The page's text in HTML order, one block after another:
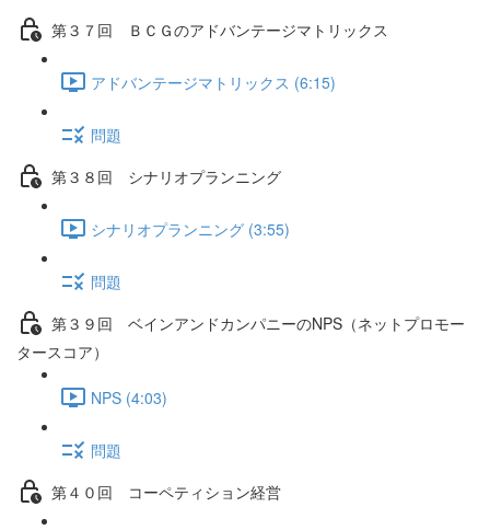
第３７回 ＢＣＧのアドバンテージマトリックス
アドバンテージマトリックス (6:15)
問題
第３８回 シナリオプランニング
シナリオプランニング (3:55)
問題
第３９回 ベインアンドカンパニーのNPS（ネットプロモー
タースコア）
NPS (4:03)
問題
第４０回 コーペティション経営